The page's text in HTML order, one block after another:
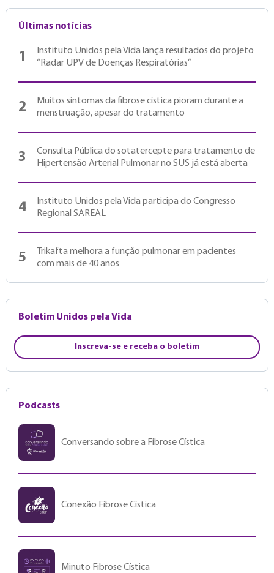
Últimas notícias
1
Instituto Unidos pela Vida lança resultados do projeto
“Radar UPV de Doenças Respiratórias”
2
Muitos sintomas da fibrose cística pioram durante a
menstruação, apesar do tratamento
3
Consulta Pública do sotatercepte para tratamento de
Hipertensão Arterial Pulmonar no SUS já está aberta
4
Instituto Unidos pela Vida participa do Congresso
Regional SAREAL
5
Trikafta melhora a função pulmonar em pacientes
com mais de 40 anos
Boletim Unidos pela Vida
Inscreva-se e receba o boletim
Podcasts
Conversando sobre a Fibrose Cística
Conexão Fibrose Cística
Minuto Fibrose Cística